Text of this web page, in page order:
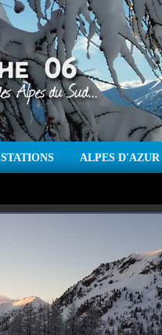
STATIONS ALPES D'AZUR